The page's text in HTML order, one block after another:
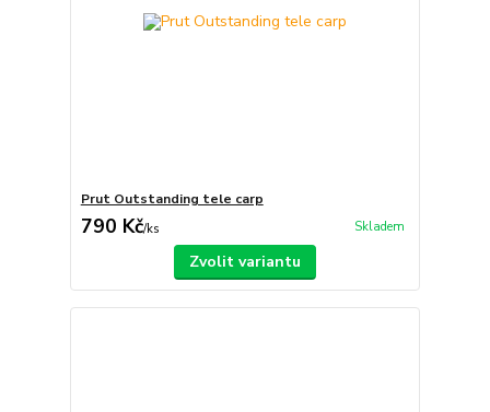
Prut Outstanding tele carp
790 Kč/ks Skladem
Zvolit variantu